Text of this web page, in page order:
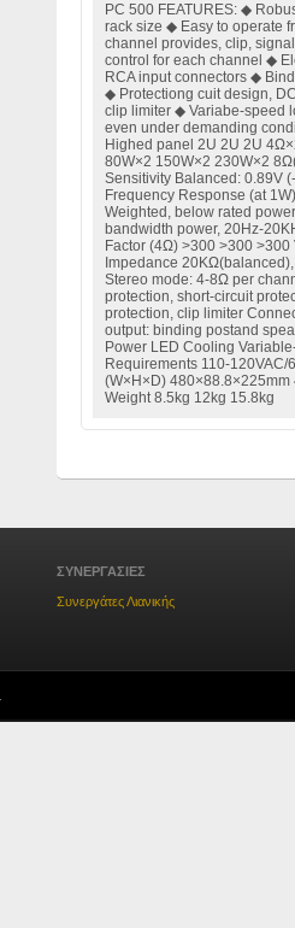
PC 500 FEATURES: ◆
rack size ◆ Easy to operate
channel provides, clip,
control for each channel ◆
RCA input connectors ◆
◆ Protectiong cuit design,
clip limiter ◆ Variabe-speed
even under demanding
Highed panel 2U 2U 2U
80W×2 150W×2 230W×2
Sensitivity Balanced: 0.89V
Frequency Response (at
Weighted, below rated
bandwidth power, 20Hz-
Factor (4Ω) >300 >300
Impedance
Stereo mode: 4-8Ω per
protection, short-circuit
protection, clip limiter
output: binding postand
Power LED Cooling
Requirements 110-
(W×H×D)
Weight 8.5kg 12kg 15.8kg
ΣΥΝΕΡΓΑΣΙΕΣ
Συνεργάτες Λιανικής